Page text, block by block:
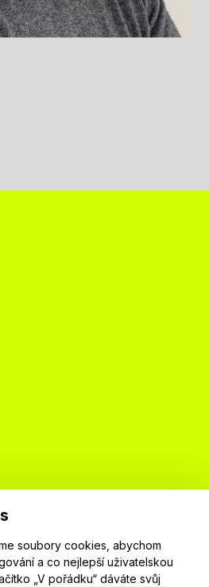
soubory cookies, abychom
a co nejlepší uživatelskou
„V pořádku“ dáváte svůj
informace o festivalu.
newsletteru a dostávejte